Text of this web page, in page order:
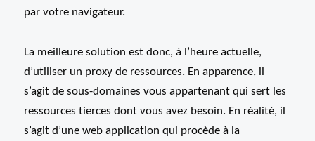
par votre navigateur.
La meilleure solution est donc, à l’heure actuelle,
d’utiliser un proxy de ressources. En apparence, il
s’agit de sous-domaines vous appartenant qui sert les
ressources tierces dont vous avez besoin. En réalité, il
s’agit d’une web application qui procède à la